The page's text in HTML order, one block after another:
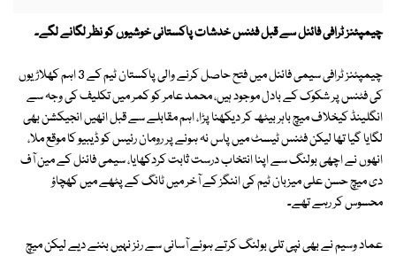
چیمپئنز ٹرافی فائنل سے قبل فٹنس خدشات پاکستانی خوشیوں کو نظر لگانے لگے۔
چیمپئنز ٹرافی سیمی فائنل میں فتح حاصل کرنے والی پاکستان ٹیم کے 3 اہم کھلاڑیوں
کی فٹنس پر شکوک کے بادل موجود ہیں، محمد عامر کو کمر میں تکلیف کی وجہ سے
انگلینڈ کیخلاف میچ باہر بیٹھ کر دیکھنا پڑا، اہم مقابلے سے قبل انھیں انجیکشن بھی
لگایا گیا تھا لیکن فٹنس ٹیسٹ میں پاس نہ ہونے پر رومان رئیس کو ڈیبیو کا موقع ملا،
انھوں نے اچھی بولنگ سے اپنا انتخاب درست ثابت کردکھایا، سیمی فائنل کے مین آف
دی میچ حسن علی میزبان ٹیم کی اننگز کے آخر میں ٹانگ کے پٹھے میں کھچاؤ
محسوس کر رہے تھے۔
عماد وسیم نے بھی نپی تلی بولنگ کرتے ہوئے آسانی سے رنز نہیں بننے دیے لیکن میچ